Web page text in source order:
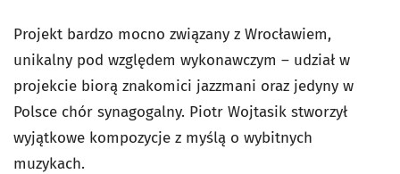
Projekt bardzo mocno związany z Wrocławiem,
unikalny pod względem wykonawczym – udział w
projekcie biorą znakomici jazzmani oraz jedyny w
Polsce chór synagogalny. Piotr Wojtasik stworzył
wyjątkowe kompozycje z myślą o wybitnych
muzykach.